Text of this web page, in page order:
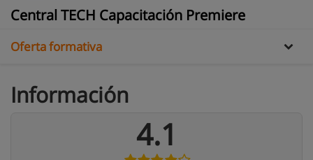
Central TECH Capacitación Premiere
Opiniones
Oferta formativa
Información
4.1